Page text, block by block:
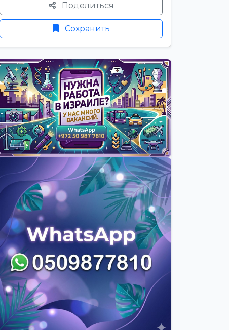
Поделиться
Сохранить